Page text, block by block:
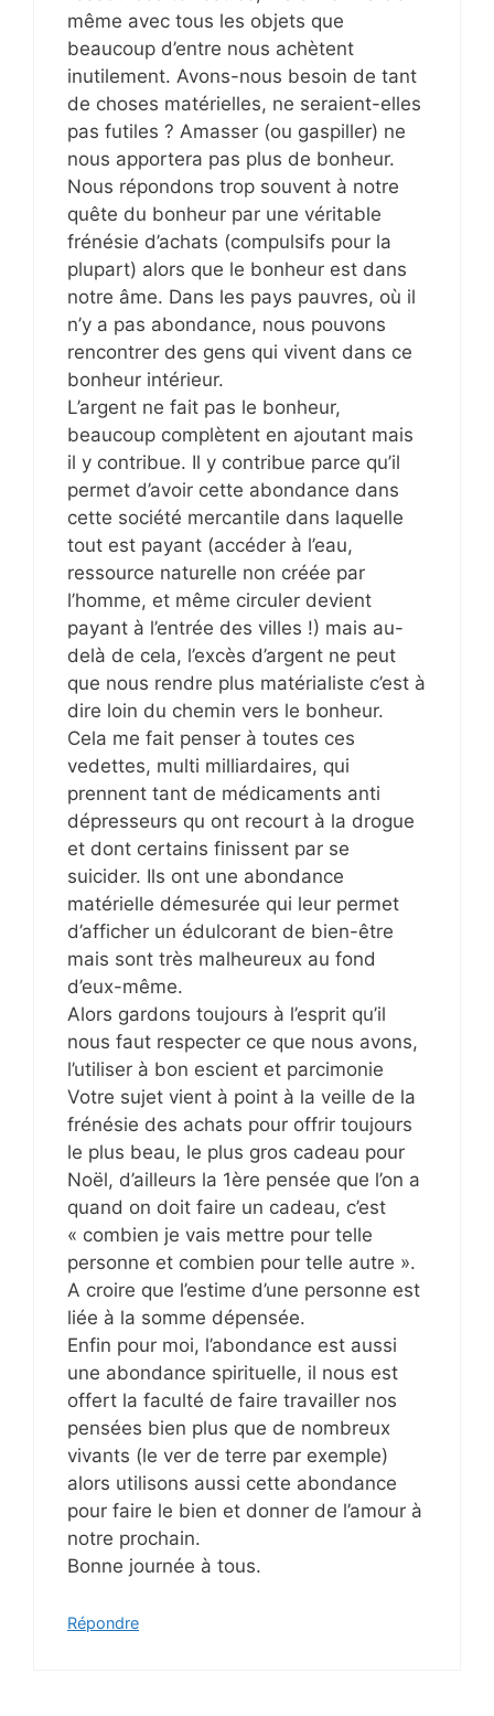
même avec tous les objets que
beaucoup d’entre nous achètent
inutilement. Avons-nous besoin de tant
de choses matérielles, ne seraient-elles
pas futiles ? Amasser (ou gaspiller) ne
nous apportera pas plus de bonheur.
Nous répondons trop souvent à notre
quête du bonheur par une véritable
frénésie d’achats (compulsifs pour la
plupart) alors que le bonheur est dans
notre âme. Dans les pays pauvres, où il
n’y a pas abondance, nous pouvons
rencontrer des gens qui vivent dans ce
bonheur intérieur.
L’argent ne fait pas le bonheur,
beaucoup complètent en ajoutant mais
il y contribue. Il y contribue parce qu’il
permet d’avoir cette abondance dans
cette société mercantile dans laquelle
tout est payant (accéder à l’eau,
ressource naturelle non créée par
l’homme, et même circuler devient
payant à l’entrée des villes !) mais au-
delà de cela, l’excès d’argent ne peut
que nous rendre plus matérialiste c’est à
dire loin du chemin vers le bonheur.
Cela me fait penser à toutes ces
vedettes, multi milliardaires, qui
prennent tant de médicaments anti
dépresseurs qu ont recourt à la drogue
et dont certains finissent par se
suicider. Ils ont une abondance
matérielle démesurée qui leur permet
d’afficher un édulcorant de bien-être
mais sont très malheureux au fond
d’eux-même.
Alors gardons toujours à l’esprit qu’il
nous faut respecter ce que nous avons,
l’utiliser à bon escient et parcimonie
Votre sujet vient à point à la veille de la
frénésie des achats pour offrir toujours
le plus beau, le plus gros cadeau pour
Noël, d’ailleurs la 1ère pensée que l’on a
quand on doit faire un cadeau, c’est
« combien je vais mettre pour telle
personne et combien pour telle autre ».
A croire que l’estime d’une personne est
liée à la somme dépensée.
Enfin pour moi, l’abondance est aussi
une abondance spirituelle, il nous est
offert la faculté de faire travailler nos
pensées bien plus que de nombreux
vivants (le ver de terre par exemple)
alors utilisons aussi cette abondance
pour faire le bien et donner de l’amour à
notre prochain.
Bonne journée à tous.
Répondre